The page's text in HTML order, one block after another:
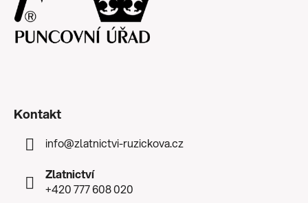
Kontakt
info@zlatnictvi-ruzickova.cz
Zlatnictví
+420 777 608 020